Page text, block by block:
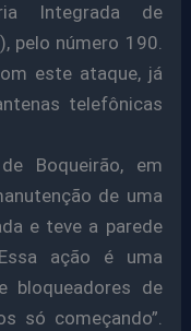
Integrada de
pelo número 190.
este ataque, já
telefônicas
Boqueirão, em
de uma
e teve a parede
ação é uma
bloqueadores de
só começando”.